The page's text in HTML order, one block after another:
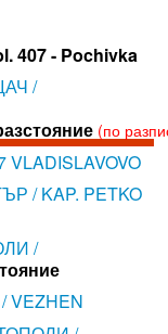
407 - Pochivka
/
(по
/ KAP. PETKO
/